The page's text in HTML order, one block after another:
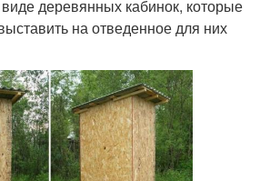
деревянных кабинок, которые
на отведенное для них